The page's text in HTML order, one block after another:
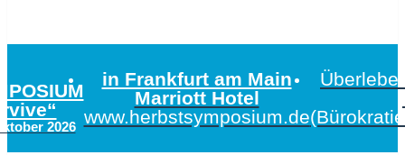
2026
in Frankfurt am Main
Marriott Hotel
www.herbstsymposium.de